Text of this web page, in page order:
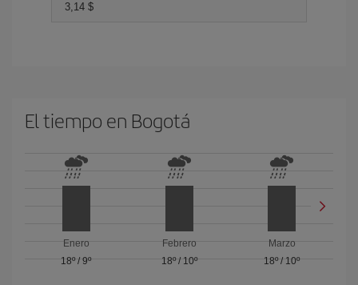
3,14 $
El tiempo en Bogotá
Enero
18º/9º
Febrero
18º/ 10º
Marzo
18º/ 10º